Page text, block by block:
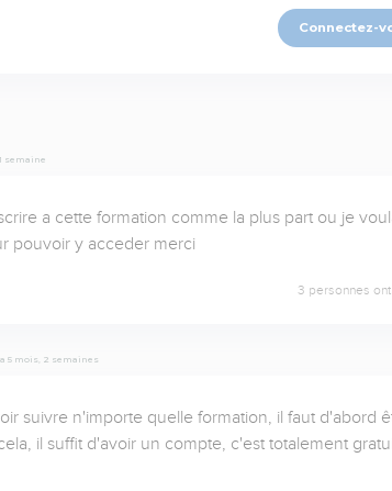
Connectez-
semaine
a cette formation comme la plus part ou je
pouvoir y acceder merci
3 personnes
a 5 mois, 2 semaines
suivre n'importe quelle formation, il faut d'abord
il suffit d'avoir un compte, c'est totalement